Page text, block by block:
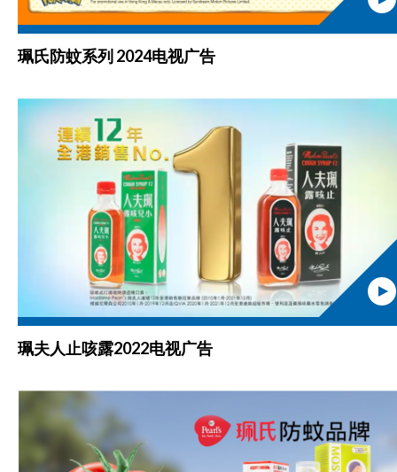
珮氏防蚊系列 2024电视广告
珮夫人止咳露2022电视广告